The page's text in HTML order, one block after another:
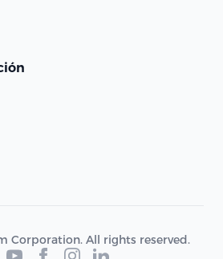
Corporation. All rights reserved.